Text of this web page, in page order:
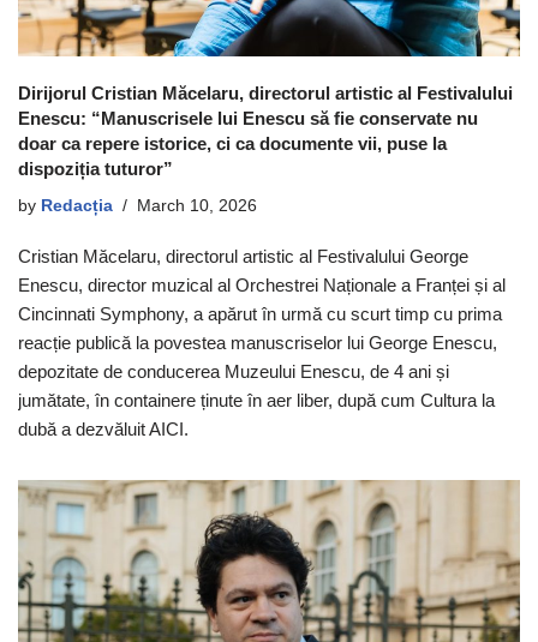
Dirijorul Cristian Măcelaru, directorul artistic al Festivalului
Enescu: “Manuscrisele lui Enescu să fie conservate nu
doar ca repere istorice, ci ca documente vii, puse la
dispoziția tuturor”
by Redacția March 10, 2026
Cristian Măcelaru, directorul artistic al Festivalului George
Enescu, director muzical al Orchestrei Naționale a Franței și al
Cincinnati Symphony, a apărut în urmă cu scurt timp cu prima
reacție publică la povestea manuscriselor lui George Enescu,
depozitate de conducerea Muzeului Enescu, de 4 ani și
jumătate, în containere ținute în aer liber, după cum Cultura la
dubă a dezvăluit AICI.